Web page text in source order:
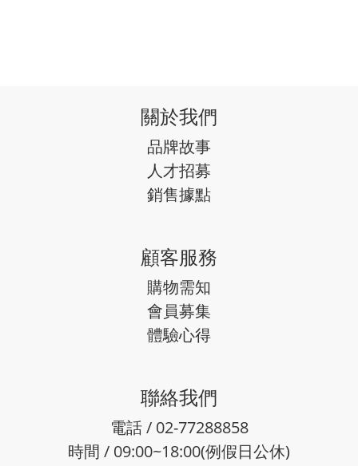
關於我們
品牌故事
人才招募
銷售據點
顧客服務
購物需知
會員募集
體驗心得
聯絡我們
電話 / 02-77288858
時間 / 09:00~18:00(例假日公休)